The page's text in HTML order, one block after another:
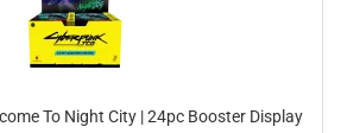
To Night City | 24pc Boos­ter Dis­play